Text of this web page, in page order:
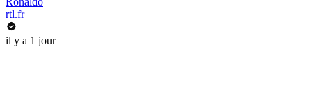
rtl.fr
il y a 1 jour